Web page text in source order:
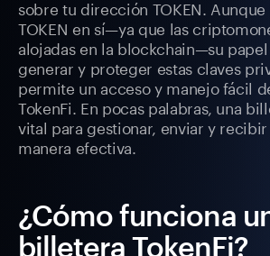
sobre tu dirección TOKEN.
TOKEN en sí—ya que las
alojadas en la blockchain—su
generar y proteger estas claves
permite un acceso y manejo fácil
TokenFi. En pocas palabras, una
vital para gestionar, enviar y recibir
manera efectiva.
¿Cómo funciona
billetera TokenFi?